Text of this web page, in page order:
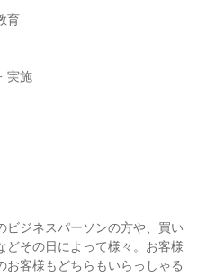
育
実施
ビジネスパーソンの方や、買い
どその日によって様々。お客様
客様もどちらもいらっしゃる